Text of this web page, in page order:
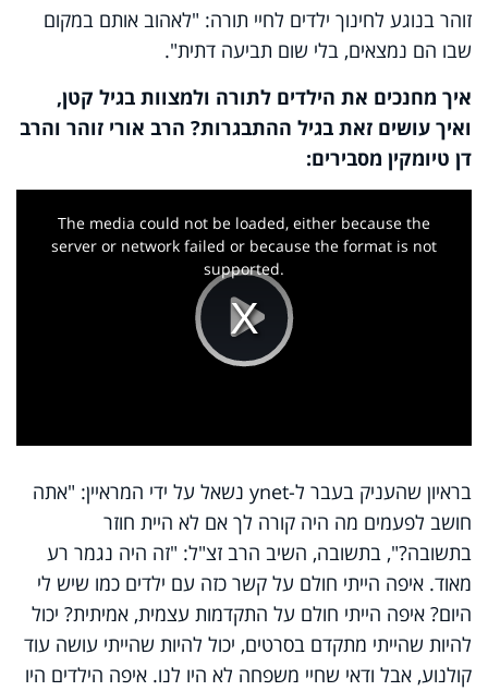
זוהר בנוגע לחינוך ילדים לחיי תורה: "לאהוב אותם במקום
שבו הם נמצאים, בלי שום תביעה דתית".
איך מחנכים את הילדים לתורה ולמצוות בגיל קטן,
ואיך עושים זאת בגיל ההתבגרות? הרב אורי זוהר והרב
דן טיומקין מסבירים:
Play
Video
The media could not be loaded, either because the
server or network failed or because the format is not
supported.
בראיון שהעניק בעבר ל-ynet נשאל על ידי המראיין: "אתה
חושב לפעמים מה היה קורה לך אם לא היית חוזר
בתשובה?", בתשובה, השיב הרב זצ"ל: "זה היה נגמר רע
מאוד. איפה הייתי חולם על קשר כזה עם ילדים כמו שיש לי
היום? איפה הייתי חולם על התקדמות עצמית, אמיתית? יכול
להיות שהייתי מתקדם בסרטים, יכול להיות שהייתי עושה עוד
קולנוע, אבל ודאי שחיי משפחה לא היו לנו. איפה הילדים היו